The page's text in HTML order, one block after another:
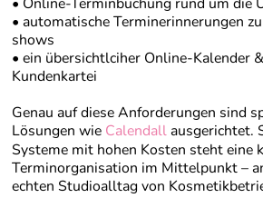
• automatische Terminerinnerungen
shows
• ein übersichtlciher Online-Kalender
Kundenkartei
Genau auf diese Anforderungen sind
Lösungen wie Calendallausgerichtet.
Systeme mit hohen Kosten steht eine
Terminorganisation im Mittelpunkt –
echten Studioalltag von